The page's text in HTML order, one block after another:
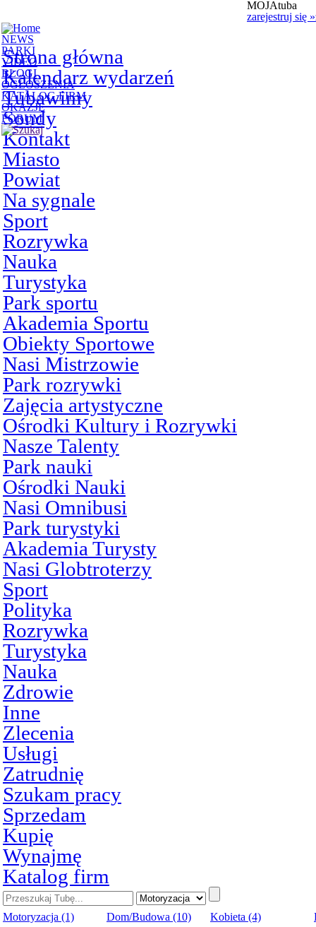
MOJAtuba
zarejestruj się »
NEWS
PARKI
VIDEO
BLOGI
OGŁOSZENIA
KATALOG FIRM
OKAZJE
FORUM
Strona główna
Kalendarz wydarzeń
Tubawimy
Sondy
Kontakt
Miasto
Powiat
Na sygnale
Sport
Rozrywka
Nauka
Turystyka
Park sportu
Akademia Sportu
Obiekty Sportowe
Nasi Mistrzowie
Park rozrywki
Zajęcia artystyczne
Ośrodki Kultury i Rozrywki
Nasze Talenty
Park nauki
Ośrodki Nauki
Nasi Omnibusi
Park turystyki
Akademia Turysty
Nasi Globtroterzy
Sport
Polityka
Rozrywka
Turystyka
Nauka
Zdrowie
Inne
Zlecenia
Usługi
Zatrudnię
Szukam pracy
Sprzedam
Kupię
Wynajmę
Katalog firm
Motoryzacja (1) Dom/Budowa (10) Kobieta (4)